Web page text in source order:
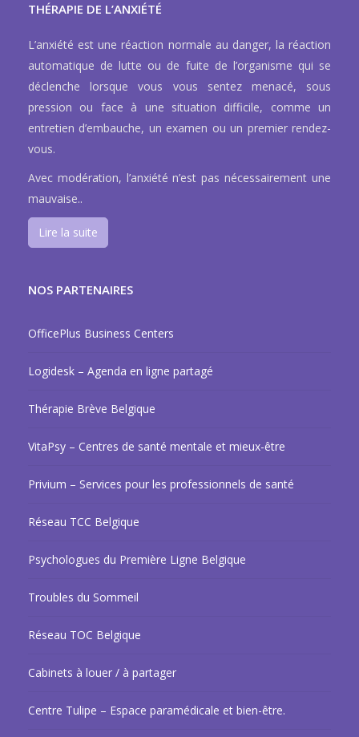
THÉRAPIE DE L’ANXIÉTÉ
L’anxiété est une réaction normale au danger, la réaction
automatique de lutte ou de fuite de l’organisme qui se
déclenche lorsque vous vous sentez menacé, sous
pression ou face à une situation difficile, comme un
entretien d’embauche, un examen ou un premier rendez-
vous.
Avec modération, l’anxiété n’est pas nécessairement une
mauvaise..
Lire la suite
NOS PARTENAIRES
OfficePlus Business Centers
Logidesk – Agenda en ligne partagé
Thérapie Brève Belgique
VitaPsy – Centres de santé mentale et mieux-être
Privium – Services pour les professionnels de santé
Réseau TCC Belgique
Psychologues du Première Ligne Belgique
Troubles du Sommeil
Réseau TOC Belgique
Cabinets à louer / à partager
Centre Tulipe – Espace paramédicale et bien-être.